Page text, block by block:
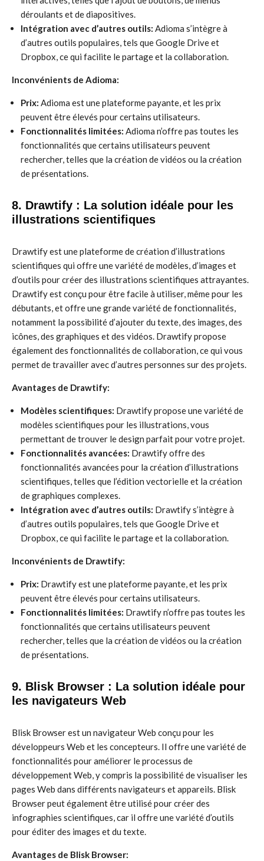
déroulants et de diapositives.
Intégration avec d’autres outils: Adioma s’intègre à
d’autres outils populaires, tels que Google Drive et
Dropbox, ce qui facilite le partage et la collaboration.
Inconvénients de Adioma:
Prix: Adioma est une plateforme payante, et les prix
peuvent être élevés pour certains utilisateurs.
Fonctionnalités limitées: Adioma n’offre pas toutes les
fonctionnalités que certains utilisateurs peuvent
rechercher, telles que la création de vidéos ou la création
de présentations.
8. Drawtify : La solution idéale pour les
illustrations scientifiques
Drawtify est une plateforme de création d’illustrations
scientifiques qui offre une variété de modèles, d’images et
d’outils pour créer des illustrations scientifiques attrayantes.
Drawtify est conçu pour être facile à utiliser, même pour les
débutants, et offre une grande variété de fonctionnalités,
notamment la possibilité d’ajouter du texte, des images, des
icônes, des graphiques et des vidéos. Drawtify propose
également des fonctionnalités de collaboration, ce qui vous
permet de travailler avec d’autres personnes sur des projets.
Avantages de Drawtify:
Modèles scientifiques: Drawtify propose une variété de
modèles scientifiques pour les illustrations, vous
permettant de trouver le design parfait pour votre projet.
Fonctionnalités avancées: Drawtify offre des
fonctionnalités avancées pour la création d’illustrations
scientifiques, telles que l’édition vectorielle et la création
de graphiques complexes.
Intégration avec d’autres outils: Drawtify s’intègre à
d’autres outils populaires, tels que Google Drive et
Dropbox, ce qui facilite le partage et la collaboration.
Inconvénients de Drawtify:
Prix: Drawtify est une plateforme payante, et les prix
peuvent être élevés pour certains utilisateurs.
Fonctionnalités limitées: Drawtify n’offre pas toutes les
fonctionnalités que certains utilisateurs peuvent
rechercher, telles que la création de vidéos ou la création
de présentations.
9. Blisk Browser : La solution idéale pour
les navigateurs Web
Blisk Browser est un navigateur Web conçu pour les
développeurs Web et les concepteurs. Il offre une variété de
fonctionnalités pour améliorer le processus de
développement Web, y compris la possibilité de visualiser les
pages Web dans différents navigateurs et appareils. Blisk
Browser peut également être utilisé pour créer des
infographies scientifiques, car il offre une variété d’outils
pour éditer des images et du texte.
Avantages de Blisk Browser: